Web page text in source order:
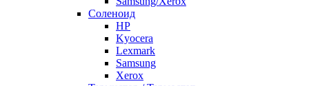
Соленоид
HP
Kyocera
Lexmark
Samsung
Xerox